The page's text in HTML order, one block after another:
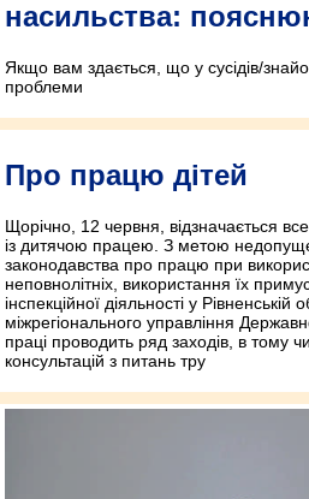
насильства:
Якщо вам здається, що у сусідів/
проблеми
Про працю дітей
Щорічно, 12 червня, відзначається
із дитячою працею. З метою
законодавства про працю при
неповнолітніх, використання їх
інспекційної діяльності у Рівненській
міжрегіонального управління
праці проводить ряд заходів, в тому
консультацій з питань тру